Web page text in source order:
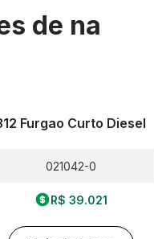
de na
Furgao Curto Diesel
021042-0
R$ 39.021